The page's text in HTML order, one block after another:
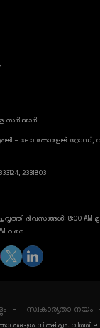
സർക്കാർ
- ലോ കോളേജ് റോഡ്,
2331803
ദിവസങ്ങൾ: 8:00
വരെ
സ്വകാര്യതാ നയം
നിക്ഷിപ്തം.